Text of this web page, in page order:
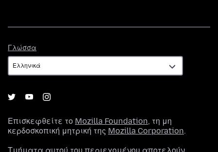
Γλώσσα
Επισκεφθείτε το Mozilla Foundation, τη μη
κερδοσκοπική μητρική της Mozilla Corporation.